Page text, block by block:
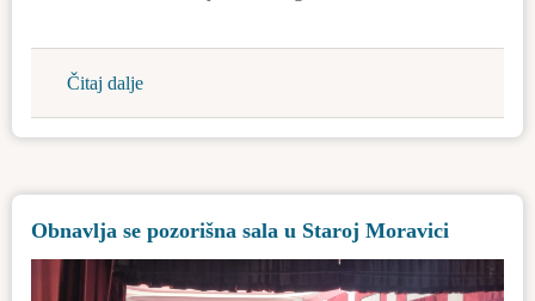
Čitaj dalje
Novi
vodovod
Orahovu
Obnavlja se pozorišna sala u Staroj Moravici